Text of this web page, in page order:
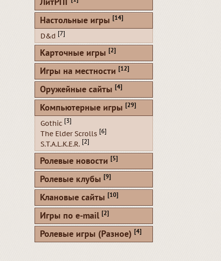
ЛитРПГ
Настольные игры [14]
D&d [7]
Карточные игры [2]
Игры на местности [12]
Оружейные сайты [4]
Компьютерные игры [29]
Gothic [3]
The Elder Scrolls [6]
S.T.A.L.K.E.R. [2]
Ролевые новости [5]
Ролевые клубы [9]
Клановые сайты [10]
Игры по e-mail [2]
Ролевые игры (Разное) [4]